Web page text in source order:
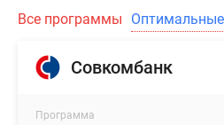
Все программы
Совкомбанк
Программа